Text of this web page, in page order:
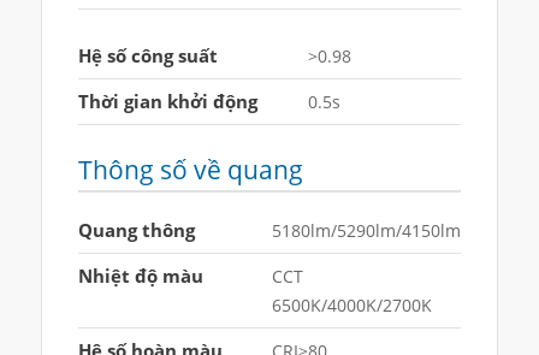
Hệ số công suất >0.98
Thời gian khởi động 0.5s
Thông số về quang
Quang thông 5180lm/5290lm/4150lm
Nhiệt độ màu
CCT
6500K/4000K/2700K
Hệ số hoàn màu